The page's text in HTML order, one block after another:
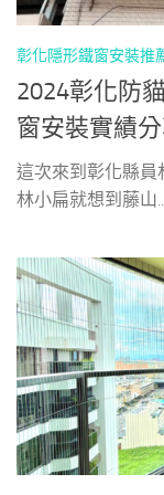
彰化隱形鐵窗安裝推
2024彰化防
窗安裝實績
這次來到彰化縣員
林小扁就想到藤山